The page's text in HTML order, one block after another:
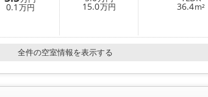
0.1 万円 15.0万円 36.4m²
全件の空室情報を表示する